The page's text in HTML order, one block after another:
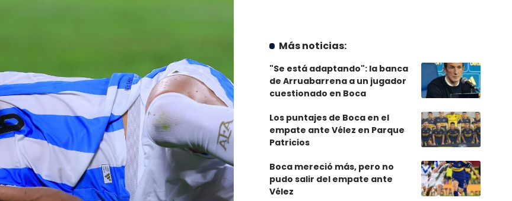
Más noticias:
"Se está adaptando": la banca
de Arruabarrena a un jugador
cuestionado en Boca
Los puntajes de Boca en el
empate ante Vélez en Parque
Patricios
Boca mereció más, pero no
pudo salir del empate ante
Vélez